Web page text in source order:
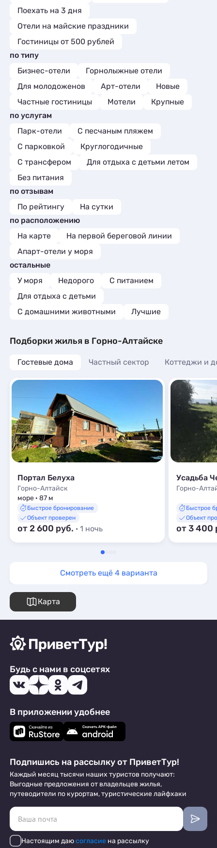
Поехать на 3 дня
Отели на майские праздники
Гостиницы от 500 рублей
по типу
Бизнес-отели
Горнолыжные отели
Для молодоженов
Арт-отели
Новые
Частные гостиницы
Мотели
Крупные
по услугам
Парк-отели
С песчаным пляжем
С парковкой
Круглогодичные
С трансфером
Для отдыха с детьми летом
Без питания
по отзывам
По рейтингу
На сутки
по расположению
На карте
На первой береговой линии
Апарт-отели у моря
остальные
У моря
Недорого
С питанием
Для отдыха с детьми
С домашними животными
Лучшие
Подборки жилья в Горно-Алтайске
Гостевые дома Частный сектор Коттеджи и
Портал Белуха
Горно-Алтайск
море · 87 м
Быстрое бронирование
Объект проверен
от 2 600 руб. · 1 ночь
Усадьба
Горно-
Быстрое
Объект
от 3 400
Смотреть ещё 4 варианта
Карта
Будь с нами в соцсетях
В приложении удобнее
Подпишись на рассылку от ПриветТур!
Каждый месяц тысячи наших туристов получают:
Выгодные предложения от владельцев жилья,
путеводители по курортам, туристические лайфхаки
Настоящим даюсогласие на рассылку